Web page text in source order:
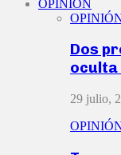
OPINIÓN
Dos
oculta
29 julio,